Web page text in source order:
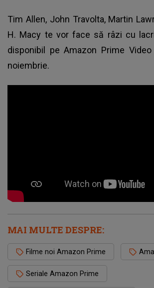
Tim Allen, John Travolta, Martin
H. Macy te vor face să râzi cu
disponibil pe Amazon Prime
noiembrie.
MAI MULTE DESPRE:
Filme noi Amazon Prime
Seriale Amazon Prime